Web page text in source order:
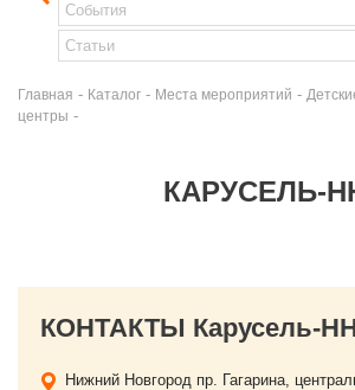
Главная - Каталог - Места мероприятий -
центры -
КАРУСЕЛЬ-
КОНТАКТЫ Карусель-
Нижний Новгород пр. Гагарина,